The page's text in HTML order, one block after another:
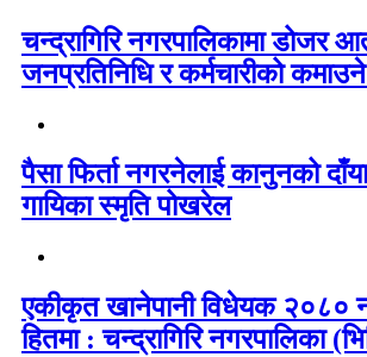
चन्द्रागिरि नगरपालिकामा डोजर
जनप्रतिनिधि र कर्मचारीको
पैसा फिर्ता नगरनेलाई कानुनको
गायिका स्‍मृति पोखरेल
एकीकृत खानेपानी विधेयक २०८०
हितमा : चन्द्रागिरि नगरपालिका